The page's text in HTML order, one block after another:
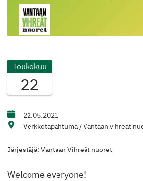
Toukokuu
22
22.05.2021
Verkkotapahtuma / Vantaan vihreät
Järjestäjä: Vantaan Vihreät nuoret
Welcome everyone!